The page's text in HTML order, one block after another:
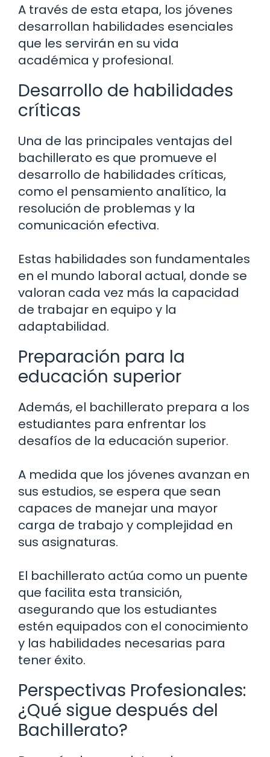
A través de esta etapa, los jóvenes
desarrollan habilidades esenciales
que les servirán en su vida
académica y profesional.
Desarrollo de habilidades
críticas
Una de las principales ventajas del
bachillerato es que promueve el
desarrollo de habilidades críticas,
como el pensamiento analítico, la
resolución de problemas y la
comunicación efectiva.
Estas habilidades son fundamentales
en el mundo laboral actual, donde se
valoran cada vez más la capacidad
de trabajar en equipo y la
adaptabilidad.
Preparación para la
educación superior
Además, el bachillerato prepara a los
estudiantes para enfrentar los
desafíos de la educación superior.
A medida que los jóvenes avanzan en
sus estudios, se espera que sean
capaces de manejar una mayor
carga de trabajo y complejidad en
sus asignaturas.
El bachillerato actúa como un puente
que facilita esta transición,
asegurando que los estudiantes
estén equipados con el conocimiento
y las habilidades necesarias para
tener éxito.
Perspectivas Profesionales:
¿Qué sigue después del
Bachillerato?